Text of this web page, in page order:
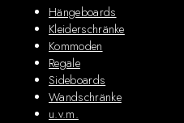
Hängeboards
Kleiderschränke
Kommoden
Regale
Sideboards
Wandschränke
u.v.m.